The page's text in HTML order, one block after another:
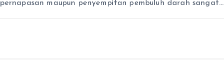
maupun penyempitan pembuluh darah sangat…